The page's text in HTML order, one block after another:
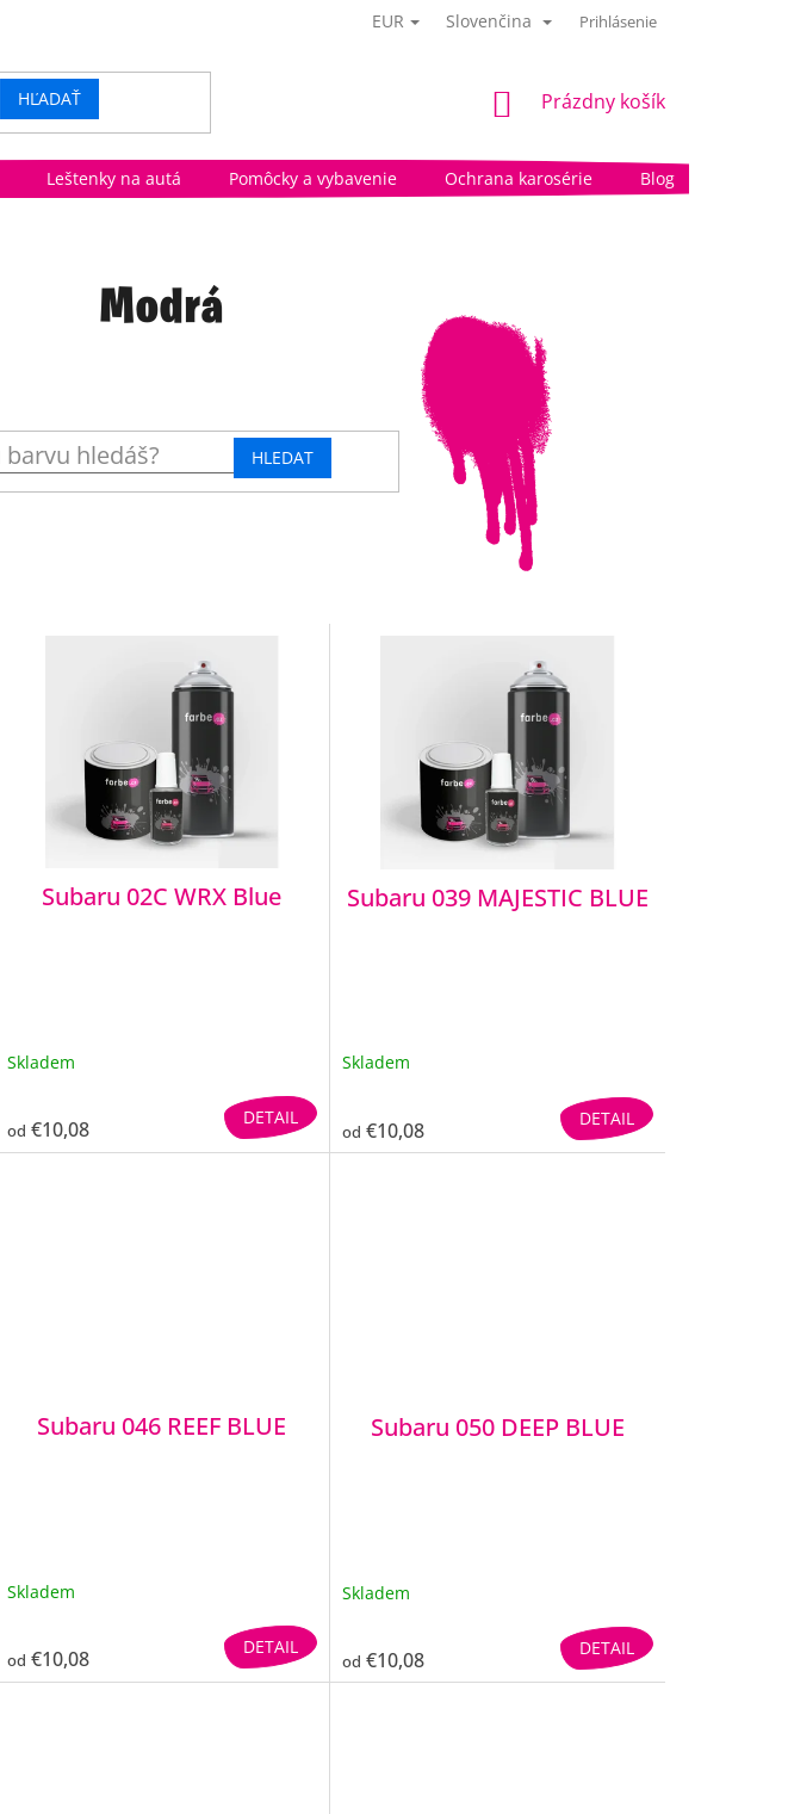
EUR Slovenčina Prihlásenie
HĽADAŤ
NÁKUPNÝ
Prázdny košík
Leštenky na autá Pomôcky a vybavenie Ochrana karosérie Blog
Modrá
HLEDAT
Subaru 02C WRX Blue
Skladem
od €10,08 DETAIL
Subaru 039 MAJESTIC BLUE
Skladem
od €10,08 DETAIL
Subaru 046 REEF BLUE
Skladem
od €10,08 DETAIL
Subaru 050 DEEP BLUE
Skladem
od €10,08 DETAIL